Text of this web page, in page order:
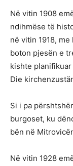
Në vitin 1908
ndihmëse të
në vitin 1918,
boton pjesën e
kishte
Die
Si i pa
burgoset, ku
bën në
Në vitin 1928